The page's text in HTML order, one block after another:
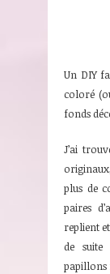
Un DIY
coloré
fonds
J’ai
plus de
paires
replient
de suite
papillons